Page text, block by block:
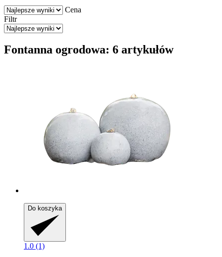
Cena
Filtr
Fontanna ogrodowa: 6 artykułów
Do koszyka
1.0 (1)